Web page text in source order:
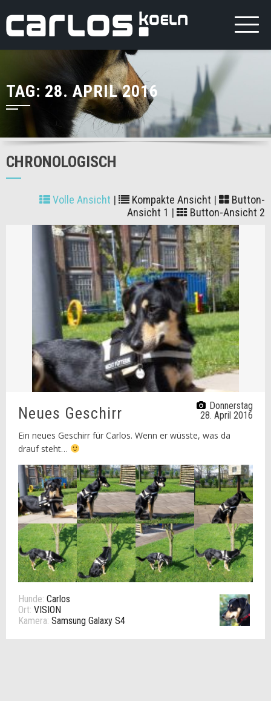
TAG: 28. APRIL 2016
CHRONOLOGISCH
Volle Ansicht | Kompakte Ansicht |
Button-
Ansicht 1 | Button-Ansicht 2
Donnerstag
28. April 2016
Neues Geschirr
Ein neues Geschirr für Carlos. Wenn er wüsste, was da
drauf steht…
Hunde: Carlos
Ort: VISION
Kamera: Samsung Galaxy S4